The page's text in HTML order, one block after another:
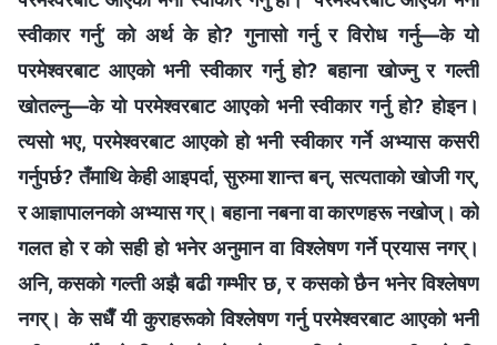
स्वीकार गर्नु’ को अर्थ के हो? गुनासो गर्नु र विरोध गर्नु—के यो
परमेश्‍वरबाट आएको भनी स्वीकार गर्नु हो? बहाना खोज्‍नु र गल्ती
खोतल्‍नु—के यो परमेश्‍वरबाट आएको भनी स्वीकार गर्नु हो? होइन।
त्यसो भए, परमेश्‍वरबाट आएको हो भनी स्वीकार गर्ने अभ्यास कसरी
गर्नुपर्छ? तँमाथि केही आइपर्दा, सुरुमा शान्त बन्, सत्यताको खोजी गर्,
र आज्ञापालनको अभ्यास गर्। बहाना नबना वा कारणहरू नखोज्। को
गलत हो र को सही हो भनेर अनुमान वा विश्‍लेषण गर्ने प्रयास नगर्।
अनि, कसको गल्ती अझै बढी गम्‍भीर छ, र कसको छैन भनेर विश्‍लेषण
नगर्। के सधैँ यी कुराहरूको विश्‍लेषण गर्नु परमेश्‍वरबाट आएको भनी